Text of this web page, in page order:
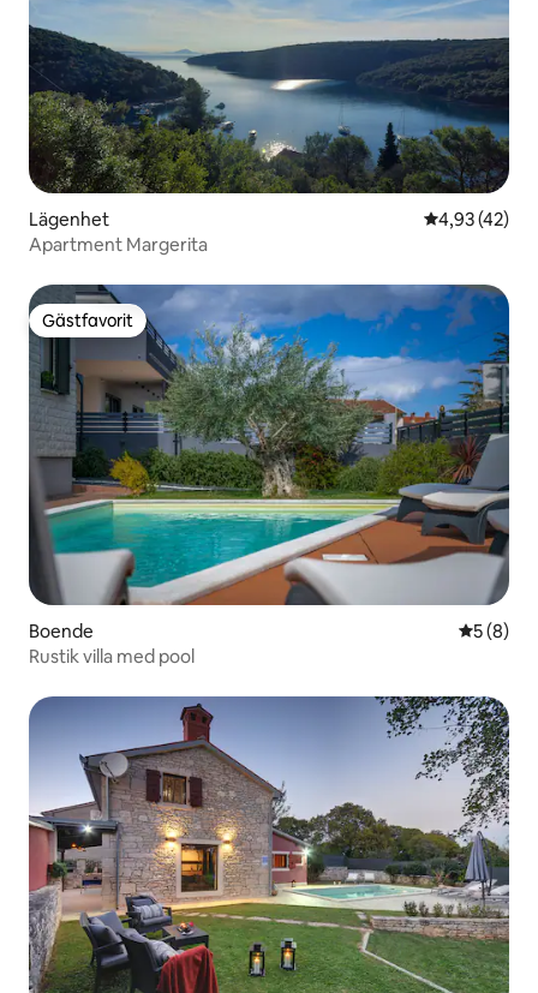
Lägenhet 4,93 av 5 i
4,93 (42)
Apartment Margerita
Gästfavorit
Gästfavorit
Boende 5 av 5 i
5 (8)
Rustik villa med pool